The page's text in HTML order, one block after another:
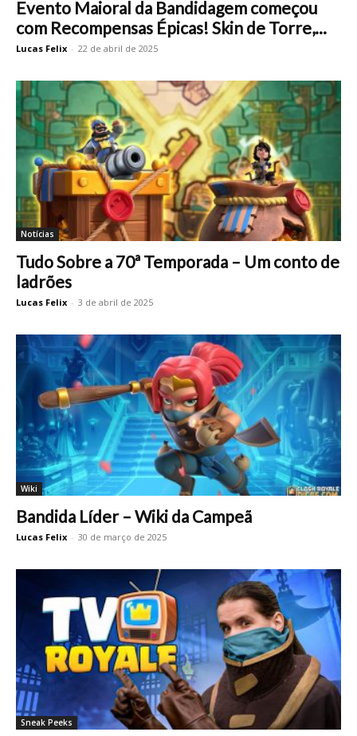
Evento Maioral da Bandidagem começou
com Recompensas Épicas! Skin de Torre,...
Lucas Felix - 22 de abril de 2025
Notícias
Tudo Sobre a 70ª Temporada – Um conto de
ladrões
Lucas Felix - 3 de abril de 2025
Wiki
Bandida Líder – Wiki da Campeã
Lucas Felix - 30 de março de 2025
Sneak Peeks